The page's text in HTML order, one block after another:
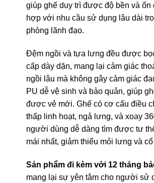
giúp ghế duy trì được độ bền và ổn
hợp với nhu cầu sử dụng lâu dài
phòng lãnh đạo.
Đệm ngồi và tựa lưng đều được
cấp dày dặn, mang lại cảm giác
ngồi lâu mà không gây cảm giác
PU dễ vệ sinh và bảo quản, giúp
được vẻ mới. Ghế có cơ cấu điều
thấp linh hoạt, ngả lưng, và xoay
người dùng dễ dàng tìm được tư
mái nhất, giảm thiểu mỏi lưng và
Sản phẩm đi kèm với 12 tháng
mang lại sự yên tâm cho người sử